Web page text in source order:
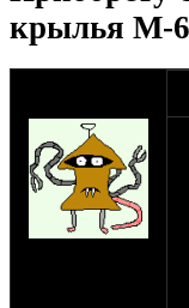
крылья М-